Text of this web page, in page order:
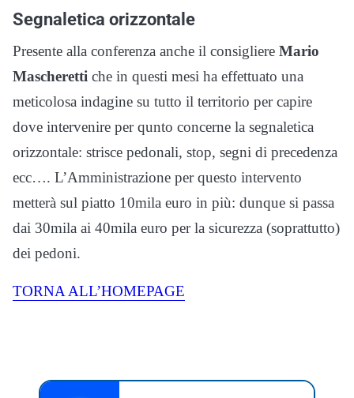
Segnaletica orizzontale
Presente alla conferenza anche il consigliere Mario
Mascheretti che in questi mesi ha effettuato una
meticolosa indagine su tutto il territorio per capire
dove intervenire per qunto concerne la segnaletica
orizzontale: strisce pedonali, stop, segni di precedenza
ecc…. L’Amministrazione per questo intervento
metterà sul piatto 10mila euro in più: dunque si passa
dai 30mila ai 40mila euro per la sicurezza (soprattutto)
dei pedoni.
TORNA ALL’HOMEPAGE